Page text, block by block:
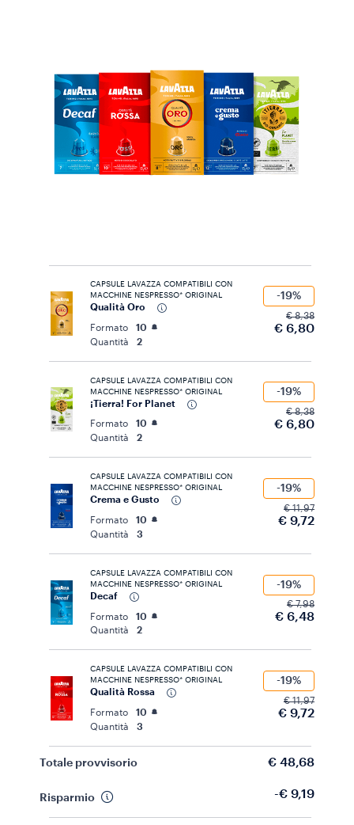
CAPSULE LAVAZZA COMPATIBILI CON
MACCHINE NESPRESSO* ORIGINAL
Qualità Oro
Formato
10
Quantità
2
-19%
€ 8,38
€ 6,80
CAPSULE LAVAZZA COMPATIBILI CON
MACCHINE NESPRESSO* ORIGINAL
¡Tierra! For Planet
Formato
10
Quantità
2
-19%
€ 8,38
€ 6,80
CAPSULE LAVAZZA COMPATIBILI CON
MACCHINE NESPRESSO* ORIGINAL
Crema e Gusto
Formato
10
Quantità
3
-19%
€ 11,97
€ 9,72
CAPSULE LAVAZZA COMPATIBILI CON
MACCHINE NESPRESSO* ORIGINAL
Decaf
Formato
10
Quantità
2
-19%
€ 7,98
€ 6,48
CAPSULE LAVAZZA COMPATIBILI CON
MACCHINE NESPRESSO* ORIGINAL
Qualità Rossa
Formato
10
Quantità
3
-19%
€ 11,97
€ 9,72
Totale provvisorio € 48,68
Risparmio -€ 9,19